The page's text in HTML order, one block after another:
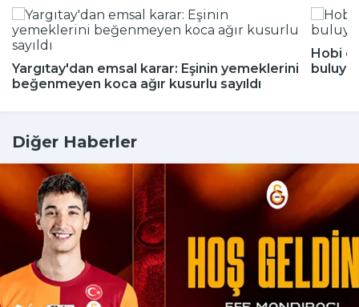
Yargıtay'dan emsal karar: Eşinin yemeklerini
beğenmeyen koca ağır kusurlu sayıldı
Hobi
Diğer Haberler